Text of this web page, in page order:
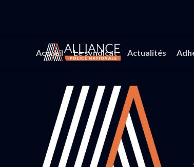
Accueil Le syndicat Actualités